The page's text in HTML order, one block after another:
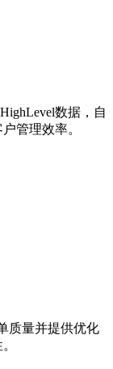
数据，自
管理效率。
质量并提供优化